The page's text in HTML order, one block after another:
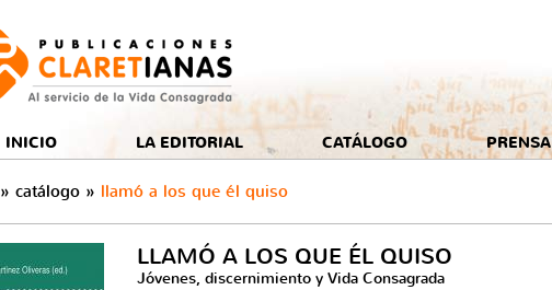
INICIO LA EDITORIAL CATÁLOGO PRENSA
» catálogo » llamó a los que él quiso
LLAMÓ A LOS QUE ÉL QUISO
Jóvenes, discernimiento y Vida Consagrada